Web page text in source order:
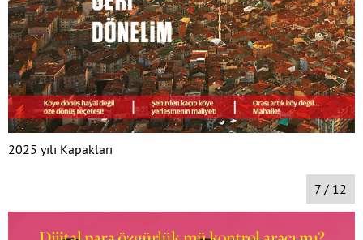
2025 yılı Kapakları
7 / 12